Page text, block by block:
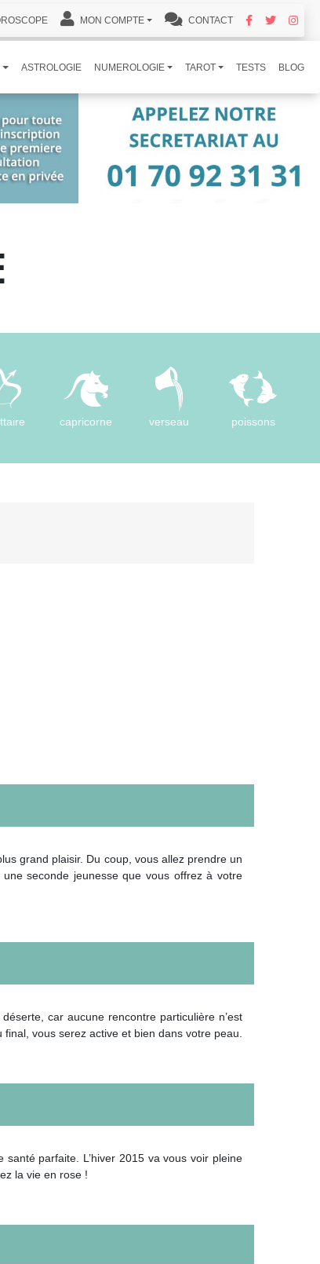
MON COMPTE CONTACT
ASTROLOGIE NUMEROLOGIE TAROT TESTS BLOG
capricorne verseau poissons
grand plaisir. Du coup, vous allez prendre un
seconde jeunesse que vous offrez à votre
car aucune rencontre particulière n’est
vous serez active et bien dans votre peau.
parfaite. L’hiver 2015 va vous voir pleine
la vie en rose !